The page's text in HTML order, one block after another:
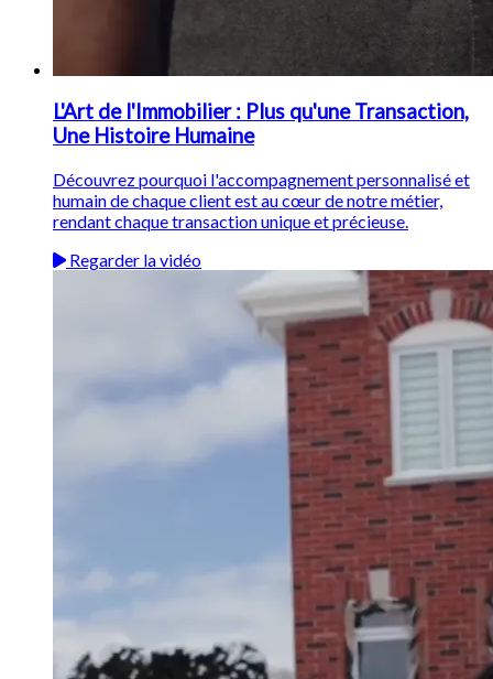
L'Art de l'Immobilier : Plus qu'une Transaction,
Une Histoire Humaine
Découvrez pourquoi l'accompagnement personnalisé et
humain de chaque client est au cœur de notre métier,
rendant chaque transaction unique et précieuse.
Regarder la vidéo